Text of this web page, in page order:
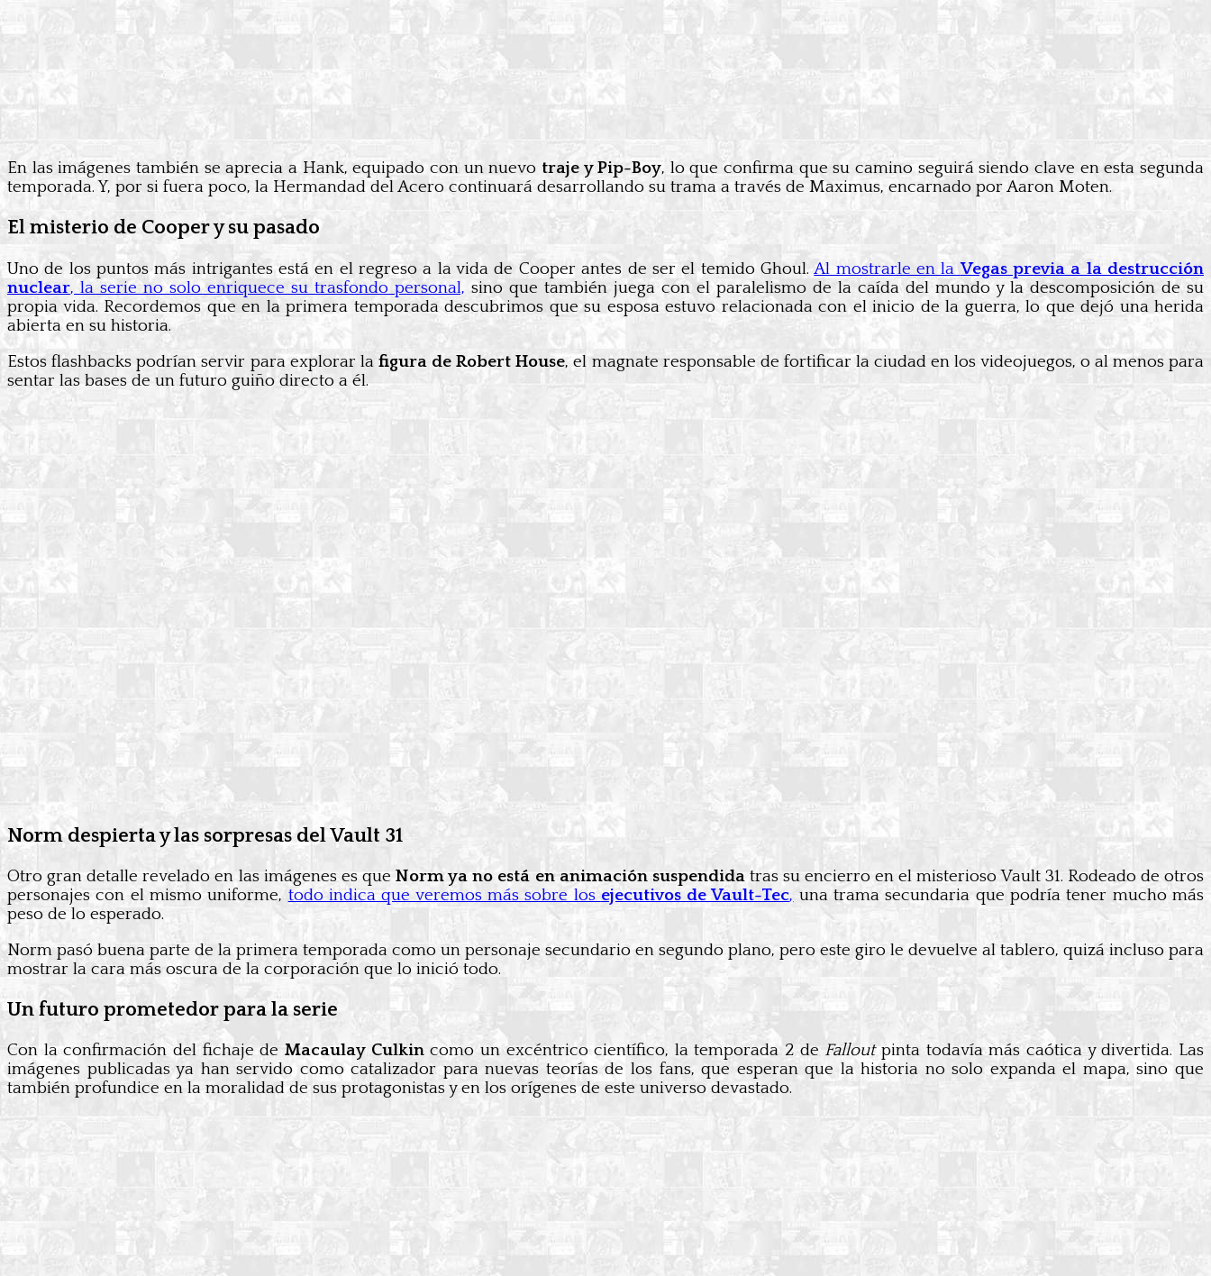
En las imágenes también se aprecia a Hank, equipado con un nuevo traje y Pip-Boy, lo que confirma que su camino seguirá siendo clave en esta segunda
temporada. Y, por si fuera poco, la Hermandad del Acero continuará desarrollando su trama a través de Maximus, encarnado por Aaron Moten.
El misterio de Cooper y su pasado
Uno de los puntos más intrigantes está en el regreso a la vida de Cooper antes de ser el temido Ghoul.Al mostrarle en laVegas previa a la destrucción
nuclear, la serie no solo enriquece su trasfondo personal, sino que también juega con el paralelismo de la caída del mundo y la descomposición de su
propia vida. Recordemos que en la primera temporada descubrimos que su esposa estuvo relacionada con el inicio de la guerra, lo que dejó una herida
abierta en su historia.
Estos flashbacks podrían servir para explorar la figura de Robert House, el magnate responsable de fortificar la ciudad en los videojuegos, o al menos para
sentar las bases de un futuro guiño directo a él.
Norm despierta y las sorpresas del Vault 31
Otro gran detalle revelado en las imágenes es queNorm ya no está en animación suspendidatras su encierro en el misterioso Vault 31. Rodeado de otros
personajes con el mismo uniforme, todo indica que veremos más sobre los ejecutivos de Vault-Tec, una trama secundaria que podría tener mucho más
peso de lo esperado.
Norm pasó buena parte de la primera temporada como un personaje secundario en segundo plano, pero este giro le devuelve al tablero, quizá incluso para
mostrar la cara más oscura de la corporación que lo inició todo.
Un futuro prometedor para la serie
Con la confirmación del fichaje de Macaulay Culkincomo un excéntrico científico, la temporada 2 de Falloutpinta todavía más caótica y divertida. Las
imágenes publicadas ya han servido como catalizador para nuevas teorías de los fans, que esperan que la historia no solo expanda el mapa, sino que
también profundice en la moralidad de sus protagonistas y en los orígenes de este universo devastado.